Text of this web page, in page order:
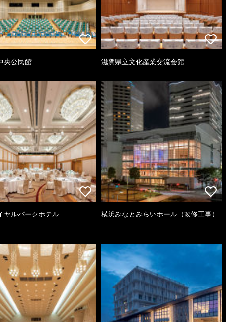
央公民館 滋賀県立文化産業交流会館
ヤルパークホテル 横浜みなとみらいホール（改修工事）